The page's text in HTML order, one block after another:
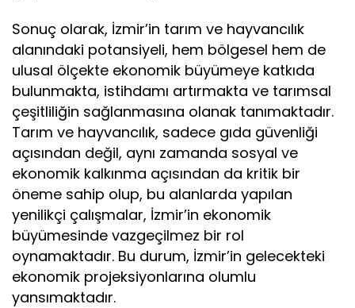
Sonuç olarak, İzmir’in tarım ve hayvancılık
alanındaki potansiyeli, hem bölgesel hem de
ulusal ölçekte ekonomik büyümeye katkıda
bulunmakta, istihdamı artırmakta ve tarımsal
çeşitliliğin sağlanmasına olanak tanımaktadır.
Tarım ve hayvancılık, sadece gıda güvenliği
açısından değil, aynı zamanda sosyal ve
ekonomik kalkınma açısından da kritik bir
öneme sahip olup, bu alanlarda yapılan
yenilikçi çalışmalar, İzmir’in ekonomik
büyümesinde vazgeçilmez bir rol
oynamaktadır. Bu durum, İzmir’in gelecekteki
ekonomik projeksiyonlarına olumlu
yansımaktadır.